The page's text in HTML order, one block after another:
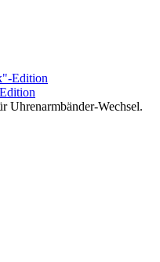
Uhrenarmbänder-Wechsel.